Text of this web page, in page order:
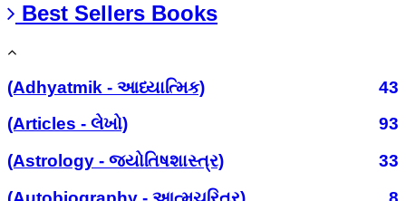
Best Sellers Books
(Adhyatmik - આધ્યાત્મિક)
43
(Articles - લેખો)
93
(Astrology - જ્યોતિષશાસ્ત્ર)
33